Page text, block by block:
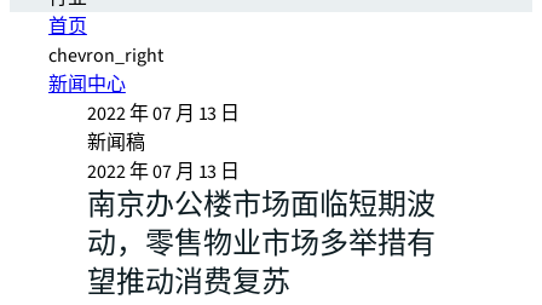
首页
chevron_right
新闻中心
2022 年 07 月 13 日
新闻稿
2022 年 07 月 13 日
南京办公楼市场面临短期波
动，零售物业市场多举措有
望推动消费复苏